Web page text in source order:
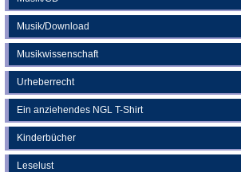
Musik/Download
Musikwissenschaft
Urheberrecht
Ein anziehendes NGL T-Shirt
Kinderbücher
Leselust